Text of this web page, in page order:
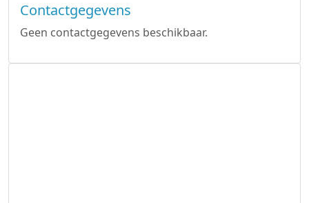
Contactgegevens
Geen contactgegevens beschikbaar.